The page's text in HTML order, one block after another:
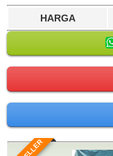
HARGA